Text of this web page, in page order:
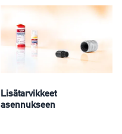
Lisätarvikkeet
asennukseen